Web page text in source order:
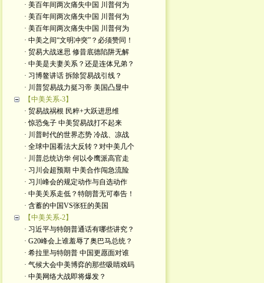
· 美百年间两次痛失中国 川普何为
· 美百年间两次痛失中国 川普何为
· 美百年间两次痛失中国 川普何为
· 中美之间“文明冲突”？必须赞同！
· 贸易大战迷思 修昔底德陷阱无解
· 中美是夫妻关系？还是连体兄弟？
· 习博鳌讲话 拆除贸易战引线？
· 川普贸易战力挺习帝 美国凸显中
【中美关系-3】
· 贸易战祸根 民粹+大跃进思维
· 惊恐兔子 中美贸易战打不起来
· 川普时代的世界态势 冷战、凉战
· 全球中国看法大反转？对中美几个
· 川普总统访华 何以令鹰派高官走
· 习川会超预期 中美合作闯急流险
· 习川峰会的规定动作与自选动作
· 中美关系走低？特朗普无可奉告！
· 含蓄的中国VS张狂的美国
【中美关系-2】
· 习近平与特朗普通话有哪些讲究？
· G20峰会上谁羞辱了奥巴马总统？
· 希拉里与特朗普 中国更愿面对谁
· 气候大会中美博弈的那些吸睛戏码
· 中美网络大战即将爆发？